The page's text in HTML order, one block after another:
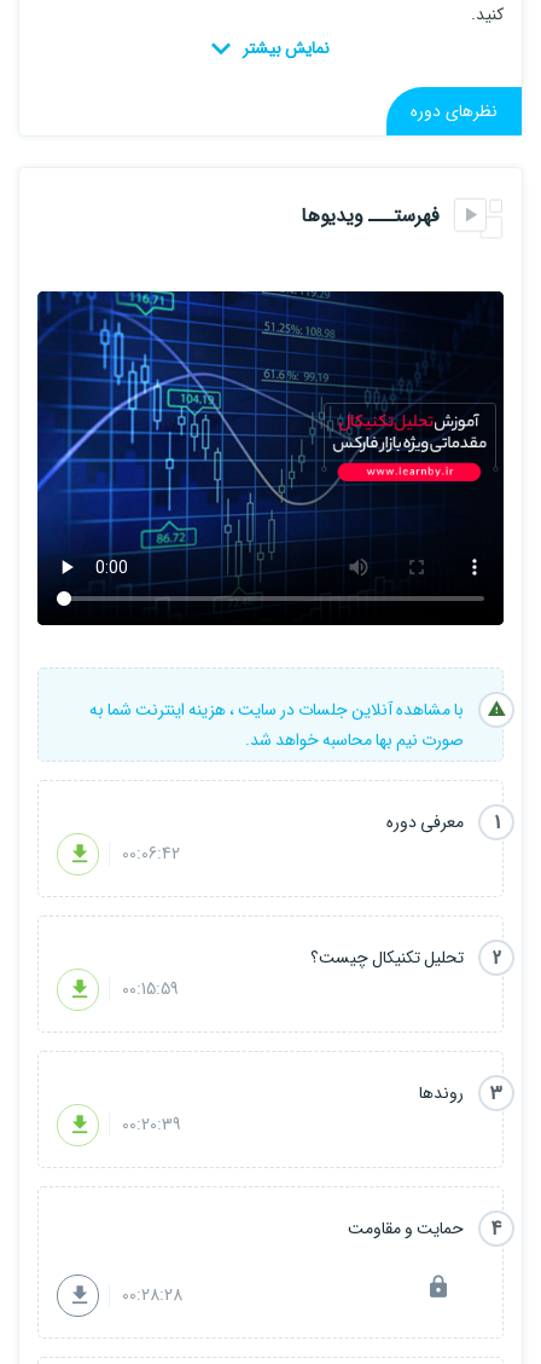
کنید.
نظرهای دوره
فهرستـــ ویدیوها
با مشاهده آنلاین جلسات در سایت ، هزینه اینترنت شما به
صورت نیم بها محاسبه خواهد شد.
1
معرفی دوره
00:06:42
2
تحلیل تکنیکال چیست؟
00:15:59
3
روندها
00:20:39
4 حمایت و مقاومت
00:28:28